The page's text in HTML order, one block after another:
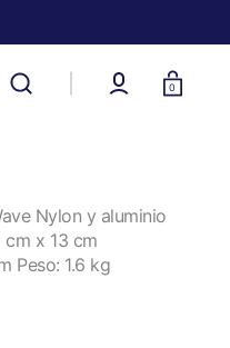
Carro
0
Nylon y aluminio
cm x 13 cm
Peso: 1.6 kg